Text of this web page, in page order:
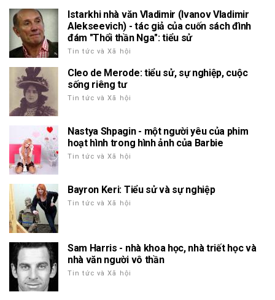
Istarkhi nhà văn Vladimir (Ivanov Vladimir
Alekseevich) - tác giả của cuốn sách đình
đám "Thổi thần Nga": tiểu sử
Tin tức và Xã hội
Cleo de Merode: tiểu sử, sự nghiệp, cuộc
sống riêng tư
Tin tức và Xã hội
Nastya Shpagin - một người yêu của phim
hoạt hình trong hình ảnh của Barbie
Tin tức và Xã hội
Bayron Keri: Tiểu sử và sự nghiệp
Tin tức và Xã hội
Sam Harris - nhà khoa học, nhà triết học và
nhà văn người vô thần
Tin tức và Xã hội